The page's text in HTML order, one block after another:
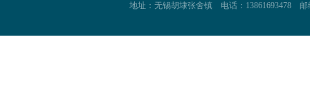
地址：无锡胡埭张舍镇 电话：13861693478 邮